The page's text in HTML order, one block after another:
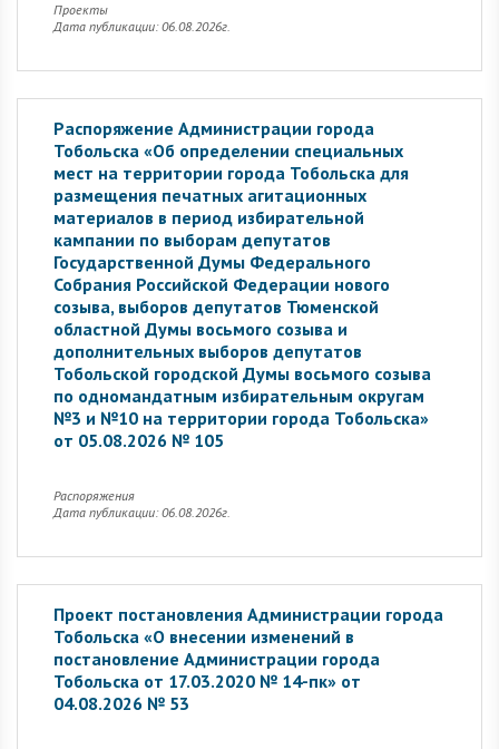
Проекты
Дата публикации: 06.08.2026г.
Распоряжение Администрации города
Тобольска «Об определении специальных
мест на территории города Тобольска для
размещения печатных агитационных
материалов в период избирательной
кампании по выборам депутатов
Государственной Думы Федерального
Собрания Российской Федерации нового
созыва, выборов депутатов Тюменской
областной Думы восьмого созыва и
дополнительных выборов депутатов
Тобольской городской Думы восьмого созыва
по одномандатным избирательным округам
№3 и №10 на территории города Тобольска»
от 05.08.2026 № 105
Распоряжения
Дата публикации: 06.08.2026г.
Проект постановления Администрации города
Тобольска «О внесении изменений в
постановление Администрации города
Тобольска от 17.03.2020 № 14-пк» от
04.08.2026 № 53